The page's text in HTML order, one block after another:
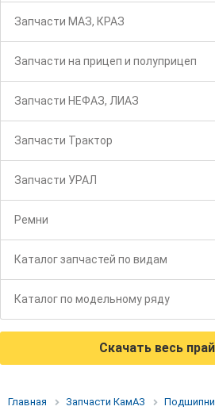
Запчасти МАЗ, КРАЗ
Запчасти на прицеп и полуприцеп
Запчасти НЕФАЗ, ЛИАЗ
Запчасти Трактор
Запчасти УРАЛ
Ремни
Каталог запчастей по видам
Каталог по модельному ряду
Скачать весь
Главная Запчасти КамАЗ